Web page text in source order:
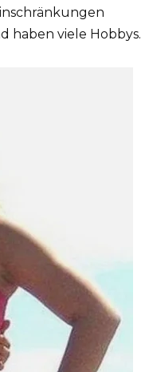
haben viele Hobbys.